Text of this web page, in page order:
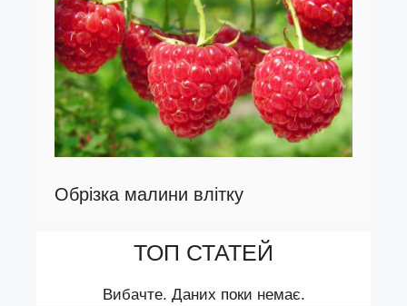
Обрізка малини влітку
ТОП СТАТЕЙ
Вибачте. Даних поки немає.